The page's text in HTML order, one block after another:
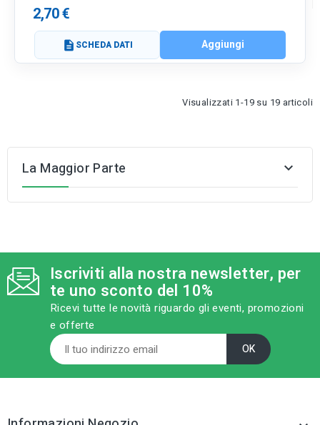
2,70 €
description SCHEDA DATI Aggiungi
Visualizzati 1-19 su 19 articoli
La Maggior Parte 
Iscriviti alla nostra newsletter, per
te uno sconto del 10%
Ricevi tutte le novità riguardo gli eventi, promozioni
e offerte